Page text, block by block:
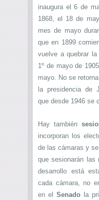
inaugura el 6 de
1868, el 18 de
mes de mayo
que en 1899
vuelve a quebrar
1º de mayo de
mayo. No se
la presidencia de
que desde 1946 se
Hay también
incorporan los
de las cámaras y
que sesionarán
desarrollo está
cada cámara, no
en el Senado la